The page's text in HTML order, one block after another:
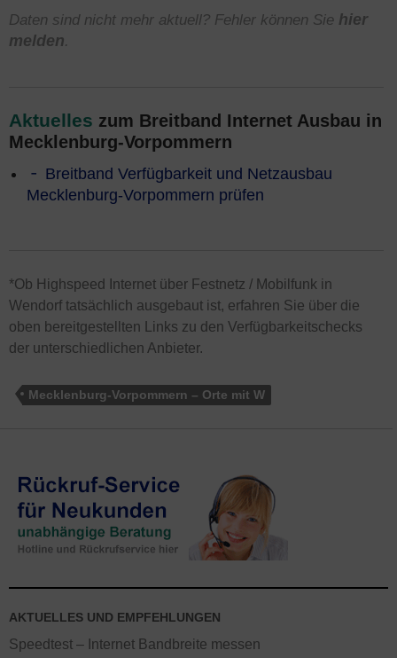
Daten sind nicht mehr aktuell? Fehler können Sie hier
melden.
Aktuelles zum Breitband Internet Ausbau in
Mecklenburg-Vorpommern
Breitband Verfügbarkeit und Netzausbau
Mecklenburg-Vorpommern prüfen
*Ob Highspeed Internet über Festnetz / Mobilfunk in
Wendorf tatsächlich ausgebaut ist, erfahren Sie über die
oben bereitgestellten Links zu den Verfügbarkeitschecks
der unterschiedlichen Anbieter.
Mecklenburg-Vorpommern – Orte mit W
AKTUELLES UND EMPFEHLUNGEN
Speedtest – Internet Bandbreite messen